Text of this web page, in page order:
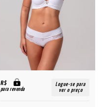
R$
para revenda
Logue-se para
ver o preço